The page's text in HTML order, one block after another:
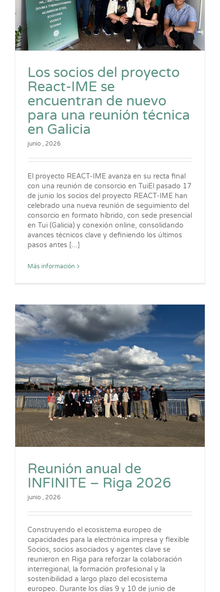
Los socios del proyecto
React-IME se
encuentran de nuevo
para una reunión técnica
en Galicia
junio , 2026
El proyecto REACT-IME avanza en su recta final
con una reunión de consorcio en TuiEl pasado 17
de junio los socios del proyecto REACT-IME han
celebrado una nueva reunión de seguimiento del
consorcio en formato híbrido, con sede presencial
en Tui (Galicia) y conexión online, consolidando
avances técnicos clave y definiendo los últimos
pasos antes [...]
Más información
Reunión anual de
INFINITE – Riga 2026
junio , 2026
Construyendo el ecosistema europeo de
capacidades para la electrónica impresa y flexible
Socios, socios asociados y agentes clave se
reunieron en Riga para reforzar la colaboración
interregional, la formación profesional y la
sostenibilidad a largo plazo del ecosistema
europeo. Durante los días 9 y 10 de junio de